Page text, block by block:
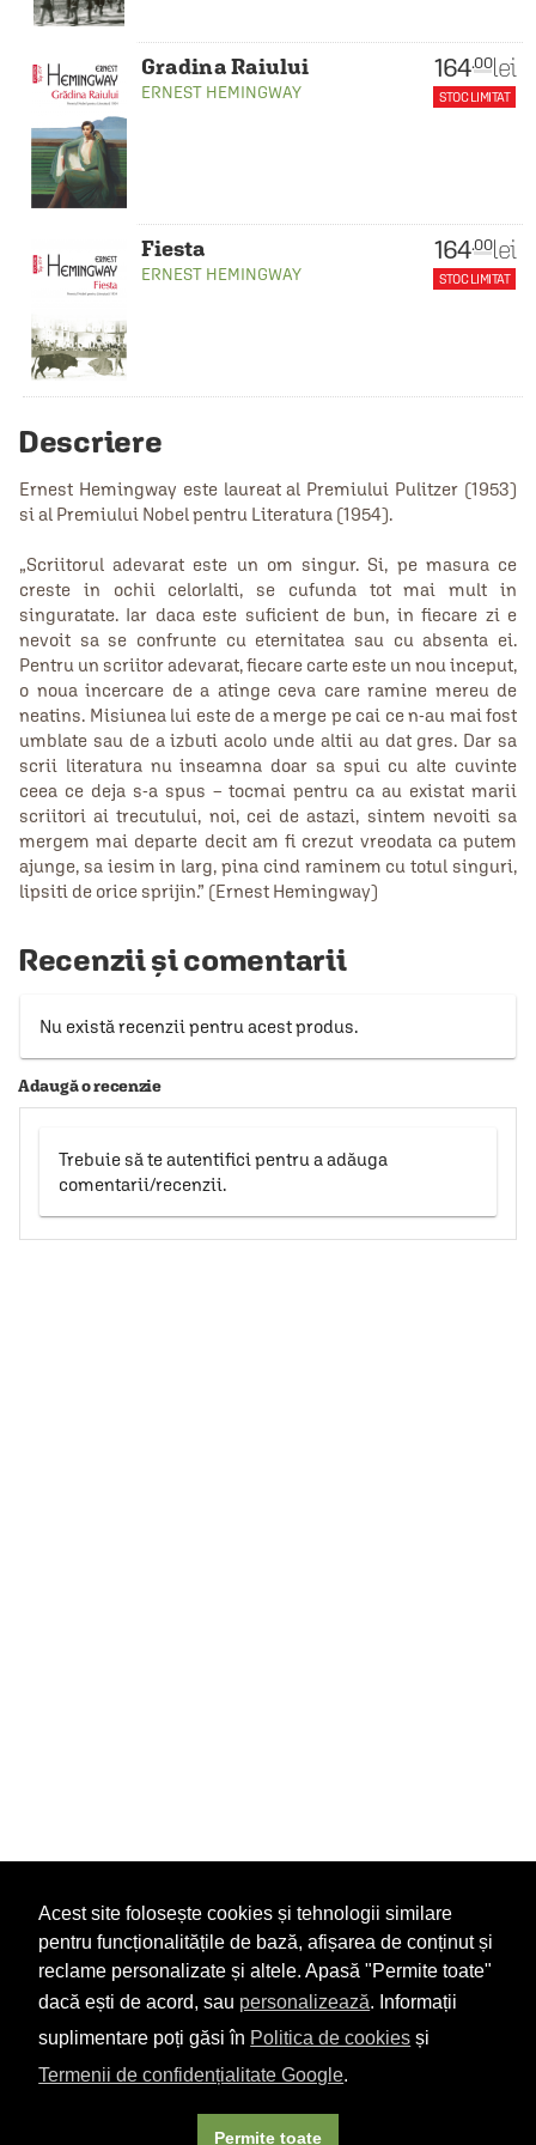
Acest site folosește cookies și tehnologii similare
pentru funcționalitățile de bază, afișarea de conținut și
reclame personalizate și altele. Apasă "Permite toate"
dacă ești de acord, sau personalizează. Informații
suplimentare poți găsi în Politica de cookies și
Termenii de confidențialitate Google.
Permite toate
Gradina Raiului
ERNEST HEMINGWAY
164.00lei
STOC LIMITAT
Fiesta
ERNEST HEMINGWAY
164.00lei
STOC LIMITAT
Descriere
Ernest Hemingway este laureat al Premiului Pulitzer (1953)
si al Premiului Nobel pentru Literatura (1954).
„Scriitorul adevarat este un om singur. Si, pe masura ce
creste in ochii celorlalti, se cufunda tot mai mult in
singuratate. Iar daca este suficient de bun, in fiecare zi e
nevoit sa se confrunte cu eternitatea sau cu absenta ei.
Pentru un scriitor adevarat, fiecare carte este un nou inceput,
o noua incercare de a atinge ceva care ramine mereu de
neatins. Misiunea lui este de a merge pe cai ce n-au mai fost
umblate sau de a izbuti acolo unde altii au dat gres. Dar sa
scrii literatura nu inseamna doar sa spui cu alte cuvinte
ceea ce deja s-a spus – tocmai pentru ca au existat marii
scriitori ai trecutului, noi, cei de astazi, sintem nevoiti sa
mergem mai departe decit am fi crezut vreodata ca putem
ajunge, sa iesim in larg, pina cind raminem cu totul singuri,
lipsiti de orice sprijin.” (Ernest Hemingway)
Recenzii și comentarii
Nu există recenzii pentru acest produs.
Adaugă o recenzie
Trebuie să te autentifici pentru a adăuga
comentarii/recenzii.